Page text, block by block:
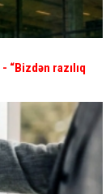
- “Bizdən razılıq